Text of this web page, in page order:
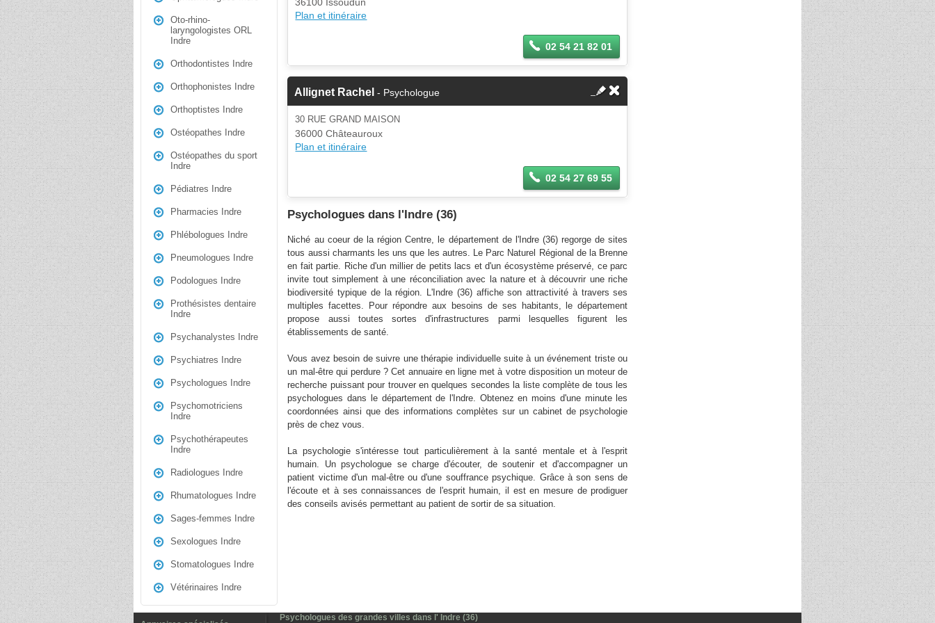
Oto-rhino-
laryngologistes ORL
Indre
Orthodontistes Indre
Orthophonistes Indre
Orthoptistes Indre
Ostéopathes Indre
Ostéopathes du sport
Indre
Pédiatres Indre
Pharmacies Indre
Phlébologues Indre
Pneumologues Indre
Podologues Indre
Prothésistes dentaire
Indre
Psychanalystes Indre
Psychiatres Indre
Psychologues Indre
Psychomotriciens
Indre
Psychothérapeutes
Indre
Radiologues Indre
Rhumatologues Indre
Sages-femmes Indre
Sexologues Indre
Stomatologues Indre
Vétérinaires Indre
Plan et itinéraire
02 54 21 82 01
Allignet Rachel - Psychologue
30 RUE GRAND MAISON
36000 Châteauroux
Plan et itinéraire
02 54 27 69 55
Psychologues dans l'Indre (36)
Niché au coeur de la région Centre, le département de l'Indre (36) regorge de sites
tous aussi charmants les uns que les autres. Le Parc Naturel Régional de la Brenne
en fait partie. Riche d'un millier de petits lacs et d'un écosystème préservé, ce parc
invite tout simplement à une réconciliation avec la nature et à découvrir une riche
biodiversité typique de la région. L'Indre (36) affiche son attractivité à travers ses
multiples facettes. Pour répondre aux besoins de ses habitants, le département
propose aussi toutes sortes d'infrastructures parmi lesquelles figurent les
établissements de santé.
Vous avez besoin de suivre une thérapie individuelle suite à un événement triste ou
un mal-être qui perdure ? Cet annuaire en ligne met à votre disposition un moteur de
recherche puissant pour trouver en quelques secondes la liste complète de tous les
psychologues dans le département de l'Indre. Obtenez en moins d'une minute les
coordonnées ainsi que des informations complètes sur un cabinet de psychologie
près de chez vous.
La psychologie s'intéresse tout particulièrement à la santé mentale et à l'esprit
humain. Un psychologue se charge d'écouter, de soutenir et d'accompagner un
patient victime d'un mal-être ou d'une souffrance psychique. Grâce à son sens de
l'écoute et à ses connaissances de l'esprit humain, il est en mesure de prodiguer
des conseils avisés permettant au patient de sortir de sa situation.
Psychologues des grandes villes dans l' Indre (36)